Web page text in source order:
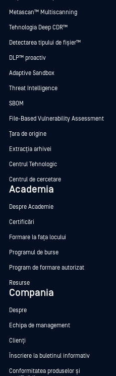
Metascan™ Multiscanning
Tehnologia Deep CDR™
Detectarea tipului de fișier™
DLP™ proactiv
Adaptive Sandbox
Threat Intelligence
SBOM
File-Based Vulnerability Assessment
Țara de origine
Extracția arhivei
Centrul Tehnologic
Centrul de cercetare
Academia
Despre Academie
Certificări
Formare la fața locului
Programul de burse
Program de formare autorizat
Resurse
Compania
Despre
Echipa de management
Clienți
Înscriere la buletinul informativ
Conformitatea produselor și